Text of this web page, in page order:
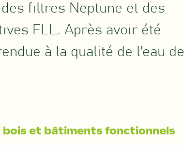
filtres Neptune et des
FLL. Après avoir été
à la qualité de l'eau de
bois et bâtiments fonctionnels